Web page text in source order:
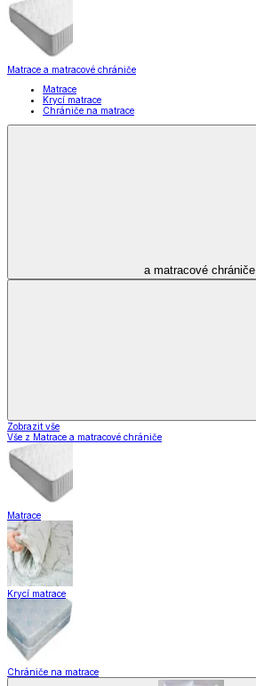
Matrace a matracové chrániče
Matrace
Krycí matrace
Chrániče na matrace
a matracové chrániče
Zobrazit vše
Vše z Matrace a matracové chrániče
Matrace
Krycí matrace
Chrániče na matrace